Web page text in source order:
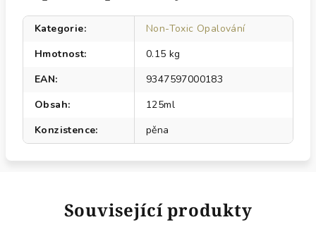
Kategorie:
Non-Toxic Opalování
Hmotnost:
0.15 kg
EAN:
9347597000183
Obsah:
125ml
Konzistence: pěna
Související produkty